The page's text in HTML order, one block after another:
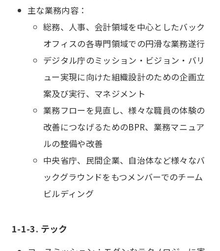
主な業務内容：
総務、人事、会計領域を中心としたバック
オフィスの各専門領域での円滑な業務遂行
デジタル庁のミッション・ビジョン・バリ
ュー実現に向けた組織設計のための企画立
案及び実行、マネジメント
業務フローを見直し、様々な職員の体験の
改善につなげるためのBPR、業務マニュア
ルの整備や改善
中央省庁、民間企業、自治体など様々なバ
ックグラウンドをもつメンバーでのチーム
ビルディング
1-1-3. テック